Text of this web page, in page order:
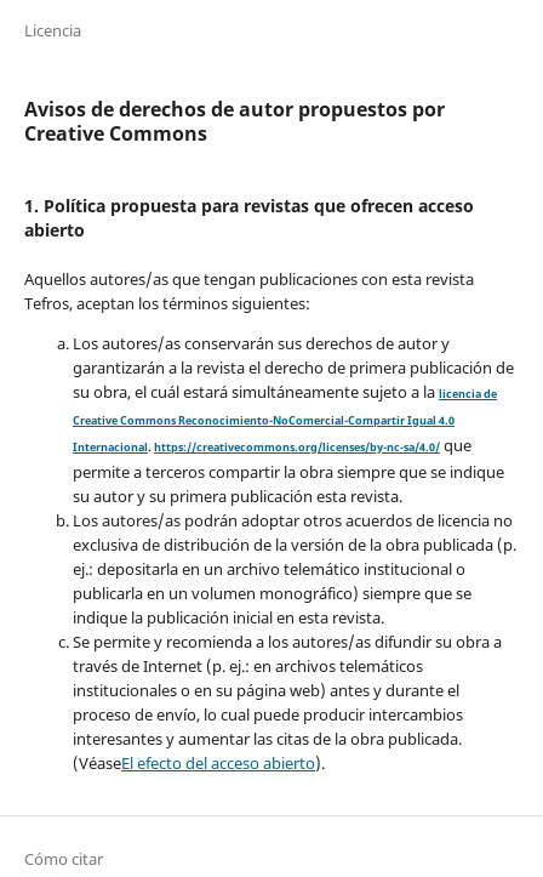
Licencia
Avisos de derechos de autor propuestos por
Creative Commons
1. Política propuesta para revistas que ofrecen acceso
abierto
Aquellos autores/as que tengan publicaciones con esta revista
Tefros, aceptan los términos siguientes:
Los autores/as conservarán sus derechos de autor y
garantizarán a la revista el derecho de primera publicación de
su obra, el cuál estará simultáneamente sujeto a la licencia de
Creative Commons Reconocimiento-NoComercial-Compartir Igual 4.0
Internacional. https://creativecommons.org/licenses/by-nc-sa/4.0/que
permite a terceros compartir la obra siempre que se indique
su autor y su primera publicación esta revista.
Los autores/as podrán adoptar otros acuerdos de licencia no
exclusiva de distribución de la versión de la obra publicada (p.
ej.: depositarla en un archivo telemático institucional o
publicarla en un volumen monográfico) siempre que se
indique la publicación inicial en esta revista.
Se permite y recomienda a los autores/as difundir su obra a
través de Internet (p. ej.: en archivos telemáticos
institucionales o en su página web) antes y durante el
proceso de envío, lo cual puede producir intercambios
interesantes y aumentar las citas de la obra publicada.
(VéaseEl efecto del acceso abierto).
Cómo citar